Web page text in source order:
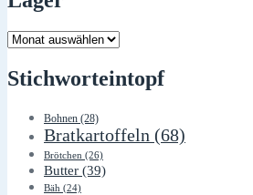
Lager
Stichworteintopf
Bohnen (28)
Bratkartoffeln (68)
Brötchen (26)
Butter (39)
Bäh (24)